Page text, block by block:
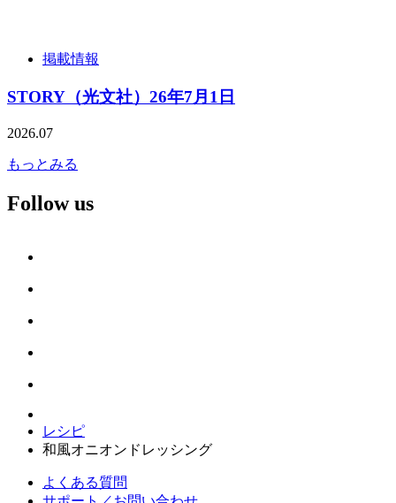
掲載情報
STORY（光文社）26年7月1日
2026.07
もっとみる
Follow us
レシピ
和風オニオンドレッシング
よくある質問